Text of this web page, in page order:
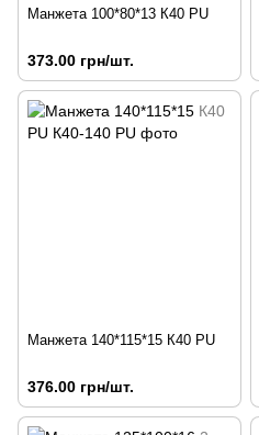
Манжета 100*80*13 К40 PU
373.00 грн/шт.
Манжета 140*115*15 К40 PU
376.00 грн/шт.